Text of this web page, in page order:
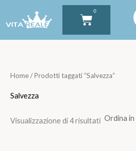
0
Carrello
Home/ Prodotti taggati “Salvezza”
Salvezza
Visualizzazione di 4 risultati
recente